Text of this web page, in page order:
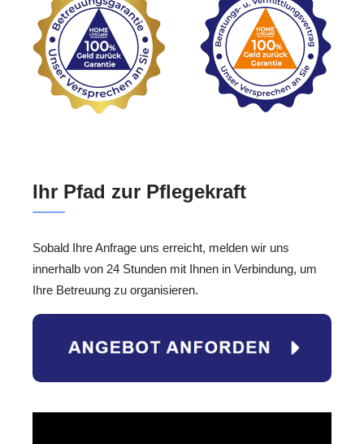
Ihr Pfad zur Pflegekraft
Sobald Ihre Anfrage uns erreicht, melden wir uns
innerhalb von 24 Stunden mit Ihnen in Verbindung, um
Ihre Betreuung zu organisieren.